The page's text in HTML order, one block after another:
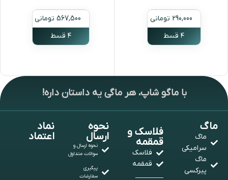
290,000 تومانی
۴ قسط
567,500 تومانی
۴ قسط
با ماگو شاپ، هر ماگی یه داستان داره!
ماگ
ماگ
سرامیکی
ماگ
پیرکسی
فلاسک و
قمقمه
فلاسک
قمقمه
نحوه
ارسال
نحوه ارسال و
سوالات متداول
پیگیری
سفارشات
نماد
اعتماد